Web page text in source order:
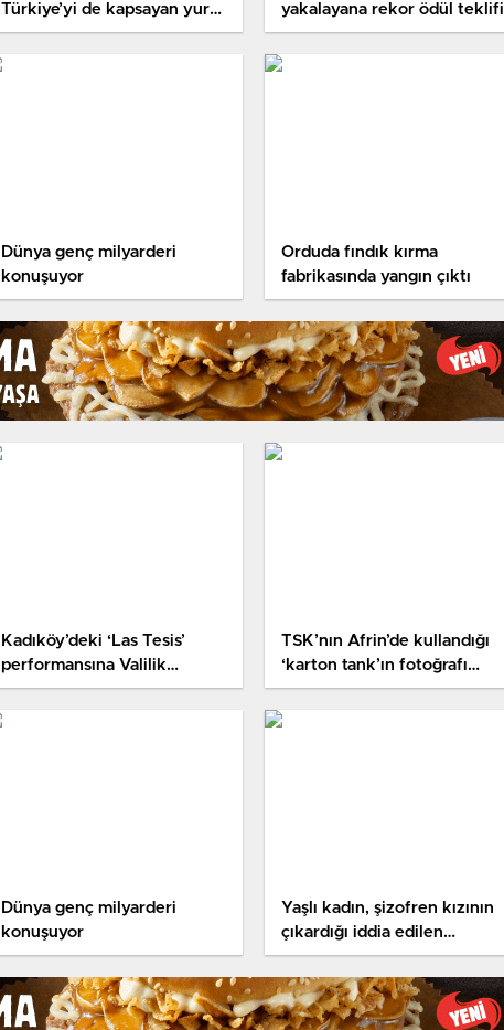
Türkiye’yi de kapsayan yurt
dışı turuna çıkıyor
yakalayana rekor ödül teklifi
Dünya genç milyarderi
konuşuyor
Orduda fındık kırma
fabrikasında yangın çıktı
Kadıköy’deki ‘Las Tesis’
performansına Valilik
açıklaması: Suç oluşturan
slogan attılar
TSK’nın Afrin’de kullandığı
‘karton tank’ın fotoğrafı
ortaya çıktı
Dünya genç milyarderi
konuşuyor
Yaşlı kadın, şizofren kızının
çıkardığı iddia edilen
yangında öldü